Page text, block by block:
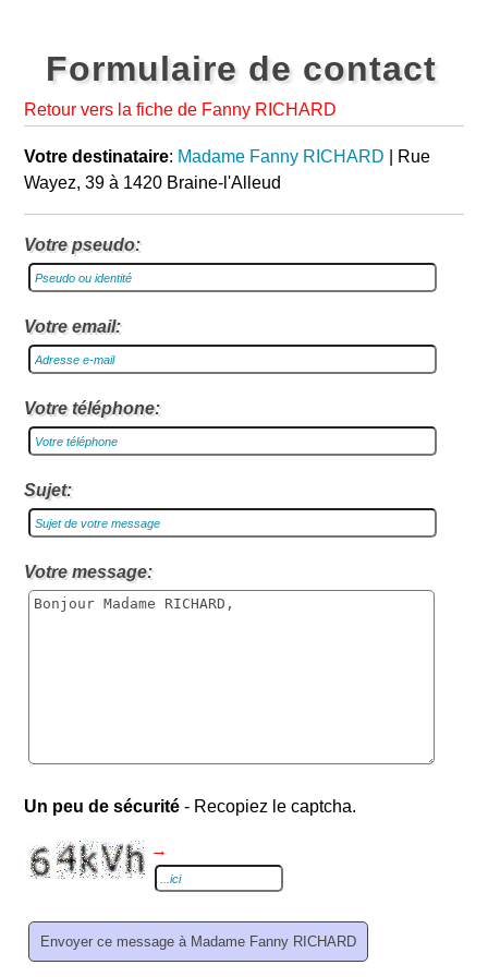
Formulaire de contact
Retour vers la fiche de Fanny RICHARD
Votre destinataire: Madame Fanny RICHARD | Rue
Wayez, 39 à 1420 Braine-l'Alleud
Votre pseudo:
Votre email:
Votre téléphone:
Sujet:
Votre message:
Un peu de sécurité - Recopiez le captcha.
→